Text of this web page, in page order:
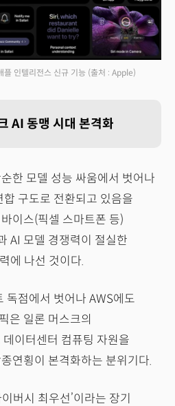
인텔리전스 신규 기능 (출처 : Apple)
AI 동맹 시대 본격화
한 모델 성능 싸움에서 벗어나
구도로 전환되고 있음을
이스(픽셀 스마트폰 등)
AI 모델 경쟁력이 절실한
에 나선 것이다.
독점에서 벗어나 AWS에도
은 일론 머스크의
이터센터 컴퓨팅 자원을
연횡이 본격화하는 분위기다.
버시 최우선’이라는 장기